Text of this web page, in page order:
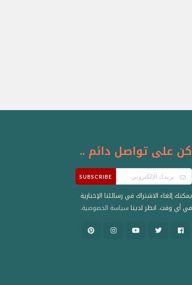
كن على تواصل دائم ..
SUBSCRIBE
يمكنك إلغاء الاشتراك في رسائلنا الإخبارية
في أي وقت. انظر لدينا سياسة الخصوصية.